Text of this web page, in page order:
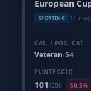
European
SPORTING 11
CAT. / POS. CAT.
Veteran/54
PUNTEGGIO
101/200 50.5%